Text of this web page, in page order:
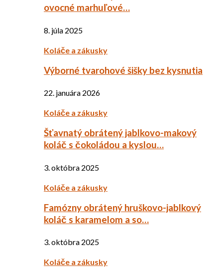
ovocné marhuľové…
8. júla 2025
Koláče a zákusky
Výborné tvarohové šišky bez kysnutia
22. januára 2026
Koláče a zákusky
Šťavnatý obrátený jablkovo-makový
koláč s čokoládou a kyslou…
3. októbra 2025
Koláče a zákusky
Famózny obrátený hruškovo-jablkový
koláč s karamelom a so…
3. októbra 2025
Koláče a zákusky